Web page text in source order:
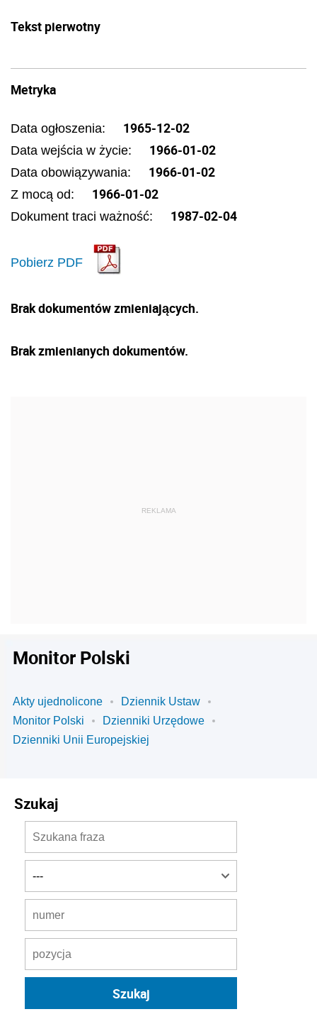
Tekst pierwotny
Metryka
Data ogłoszenia: 1965-12-02
Data wejścia w życie: 1966-01-02
Data obowiązywania: 1966-01-02
Z mocą od: 1966-01-02
Dokument traci ważność: 1987-02-04
Pobierz PDF
Brak dokumentów zmieniających.
Brak zmienianych dokumentów.
Monitor Polski
Akty ujednolicone
Dziennik Ustaw
Monitor Polski
Dzienniki Urzędowe
Dzienniki Unii Europejskiej
Szukaj